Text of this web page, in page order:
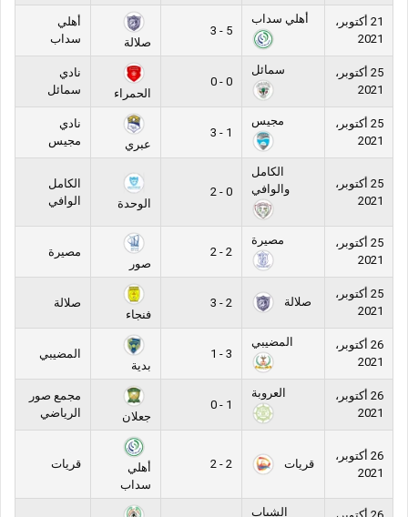
21 أكتوبر،
2021
أهلي سداب
5 - 3
صلالة
أهلي
سداب
25 أكتوبر،
2021
سمائل
0 - 0
الحمراء
نادي
سمائل
25 أكتوبر،
2021
مجيس
1 - 3
عبري
نادي
مجيس
25 أكتوبر،
2021
الكامل
والوافي
0 - 2
الوحدة
الكامل
الوافي
25 أكتوبر،
2021
مصيرة
2 - 2
صور
مصيرة
25 أكتوبر،
2021
صلالة
2 - 3
فنجاء
صلالة
26 أكتوبر،
2021
المضيبي
3 - 1
بدية
المضيبي
26 أكتوبر،
2021
العروبة
1 - 0
جعلان
مجمع صور
الرياضي
26 أكتوبر،
2021
قريات 2 - 2
أهلي
سداب
قريات
الشباب